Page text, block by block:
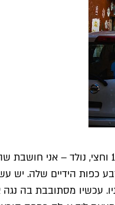
מה השתנה בשכונה ב-17 שנה האלה? הכל
כפות הידיים שלה. יש